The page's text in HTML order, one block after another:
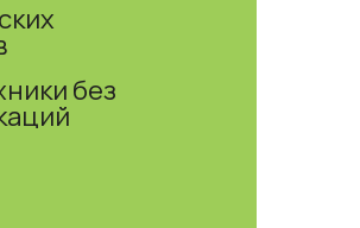
без